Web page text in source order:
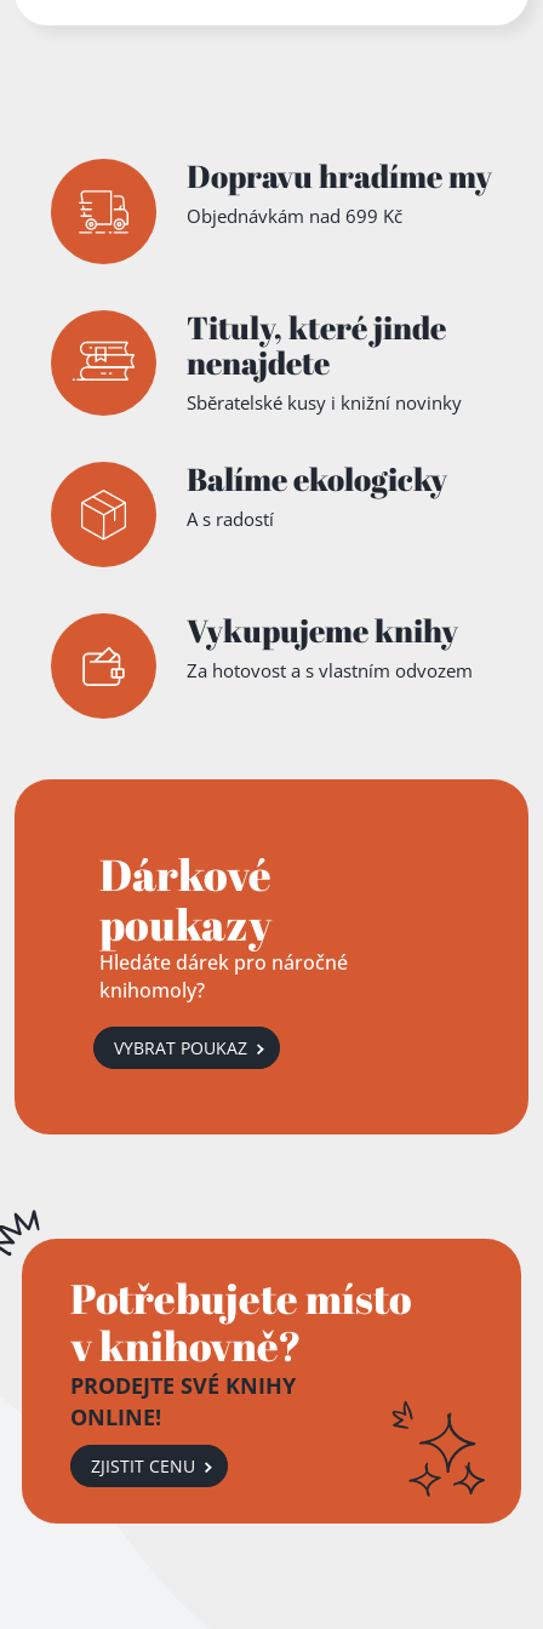
tých let
Dopravu hradíme my
Objednávkám nad 699 Kč
Tituly,které jinde
nenajdete
Sběratelské kusy i knižní novinky
Balíme ekologicky
A s radostí
Vykupujeme knihy
Za hotovost a s vlastním odvozem
Dárkové
poukazy
Hledáte dárek pro náročné
knihomoly?
VYBRAT POUKAZ
Potřebujete místo
v knihovně?
PRODEJTE SVÉ KNIHY
ONLINE!
ZJISTIT CENU